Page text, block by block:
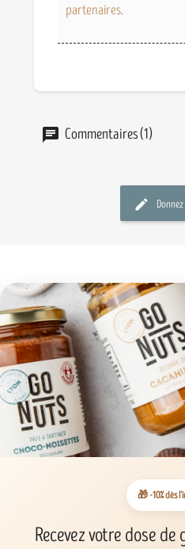
partenaires.
Commentaires (1)
🎁 -10% dès
Recevez votre dose